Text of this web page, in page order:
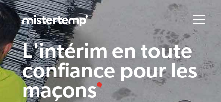
L'intérim en toute
confiance pour les
maçons